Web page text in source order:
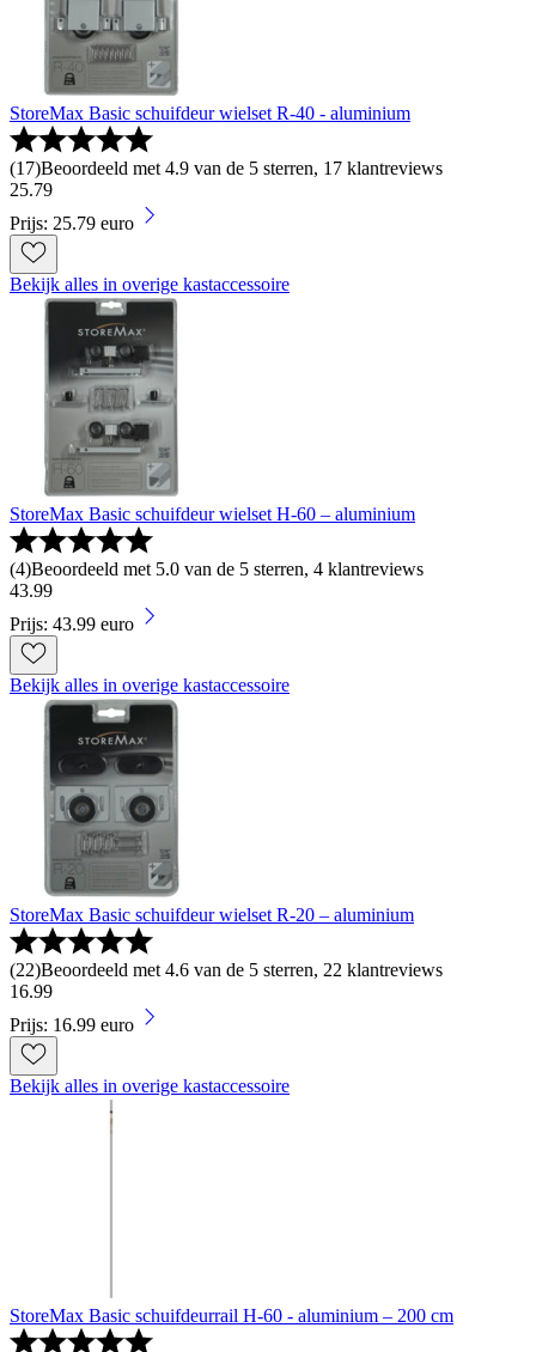
StoreMax Basic schuifdeur wielset R-40 - aluminium
(17)Beoordeeld met 4.9 van de 5 sterren, 17 klantreviews
25.79
Prijs: 25.79 euro
Bekijk alles in overige kastaccessoire
StoreMax Basic schuifdeur wielset H-60 – aluminium
(4)Beoordeeld met 5.0 van de 5 sterren, 4 klantreviews
43.99
Prijs: 43.99 euro
Bekijk alles in overige kastaccessoire
StoreMax Basic schuifdeur wielset R-20 – aluminium
(22)Beoordeeld met 4.6 van de 5 sterren, 22 klantreviews
16.99
Prijs: 16.99 euro
Bekijk alles in overige kastaccessoire
StoreMax Basic schuifdeurrail H-60 - aluminium – 200 cm